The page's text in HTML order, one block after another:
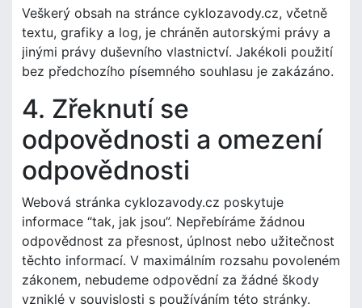
Veškerý obsah na stránce cyklozavody.cz, včetně
textu, grafiky a log, je chráněn autorskými právy a
jinými právy duševního vlastnictví. Jakékoli použití
bez předchozího písemného souhlasu je zakázáno.
4. Zřeknutí se
odpovědnosti a omezení
odpovědnosti
Webová stránka cyklozavody.cz poskytuje
informace “tak, jak jsou”. Nepřebíráme žádnou
odpovědnost za přesnost, úplnost nebo užitečnost
těchto informací. V maximálním rozsahu povoleném
zákonem, nebudeme odpovědní za žádné škody
vzniklé v souvislosti s používáním této stránky.